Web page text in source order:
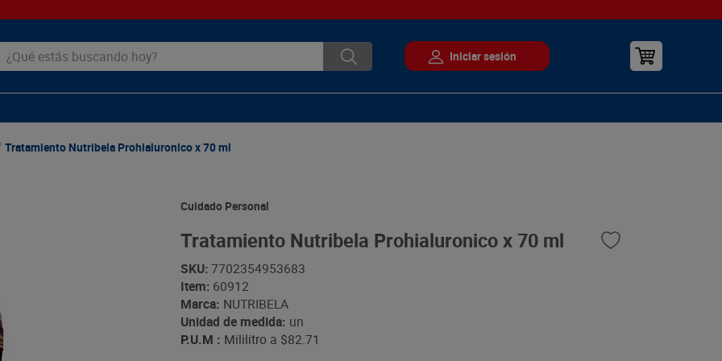
estás buscando hoy?
Tratamiento Nutribela Prohialuronico x 70 ml
Cuidado Personal
Tratamiento Nutribela Prohialuronico x 70 ml
SKU: 7702354953683
Item: 60912
Marca: NUTRIBELA
Unidad de medida: un
P.U.M : Mililitro a $82.71